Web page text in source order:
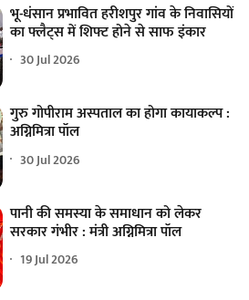
भू-धंसान प्रभावित हरीशपुर गांव के निवासियों
का फ्लैट्स में शिफ्ट होने से साफ इंकार
30 Jul 2026
गुरु गोपीराम अस्पताल का होगा कायाकल्प :
अग्निमित्रा पॉल
30 Jul 2026
पानी की समस्या के समाधान को लेकर
सरकार गंभीर : मंत्री अग्निमित्रा पॉल
19 Jul 2026